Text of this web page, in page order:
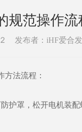
新闻资讯 传动知
规范操作流
发布者：iHF爱合发
方法流程：
护罩，松开电机装配